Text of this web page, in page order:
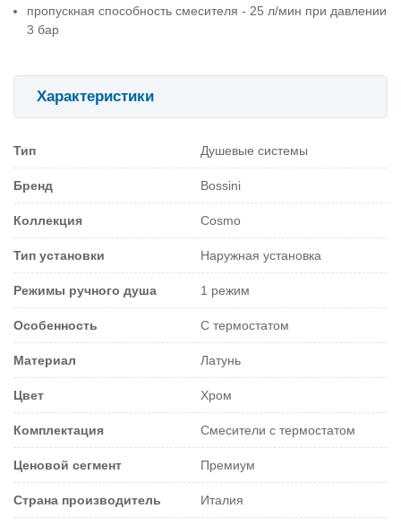
пропускная способность смесителя - 25 л/мин при давлении
3 бар
Характеристики
Тип Душевые системы
Бренд Bossini
Коллекция Cosmo
Тип установки Наружная установка
Режимы ручного душа 1 режим
Особенность С термостатом
Материал Латунь
Цвет Хром
Комплектация Смесители с термостатом
Ценовой сегмент Премиум
Страна производитель Италия